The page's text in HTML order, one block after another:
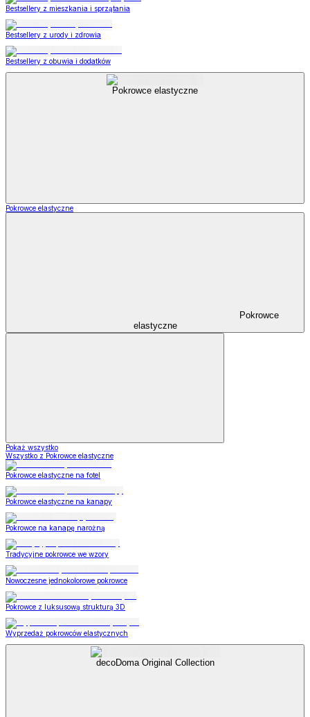
Bestsellery z mieszkania i sprzątania
Bestsellery z urody i zdrowia
Bestsellery z obuwia i dodatków
Pokrowce elastyczne
Pokrowce elastyczne
Pokrowce
elastyczne
Pokaż wszystko
Wszystko z Pokrowce elastyczne
Pokrowce elastyczne na fotel
Pokrowce elastyczne na kanapy
Pokrowce na kanapę narożną
Tradycyjne pokrowce we wzory
Nowoczesne jednokolorowe pokrowce
Pokrowce z luksusową strukturą 3D
Wyprzedaż pokrowców elastycznych
decoDoma Original Collection